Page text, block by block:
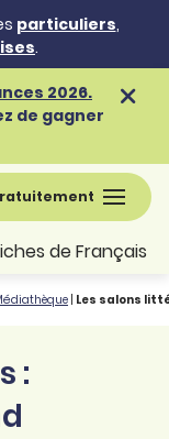
particuliers,
.
2026.
de gagner
de Français
Les salons
: